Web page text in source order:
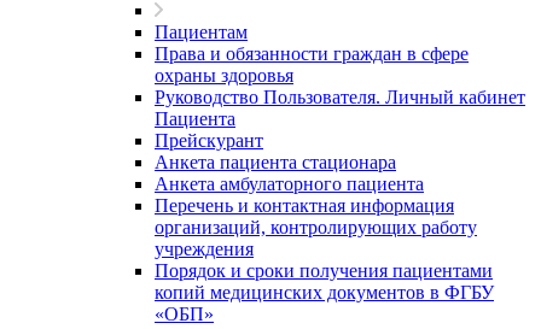
Пациентам
Права и обязанности граждан в сфере
охраны здоровья
Руководство Пользователя. Личный кабинет
Пациента
Прейскурант
Анкета пациента стационара
Анкета амбулаторного пациента
Перечень и контактная информация
организаций, контролирующих работу
учреждения
Порядок и сроки получения пациентами
копий медицинских документов в ФГБУ
«ОБП»